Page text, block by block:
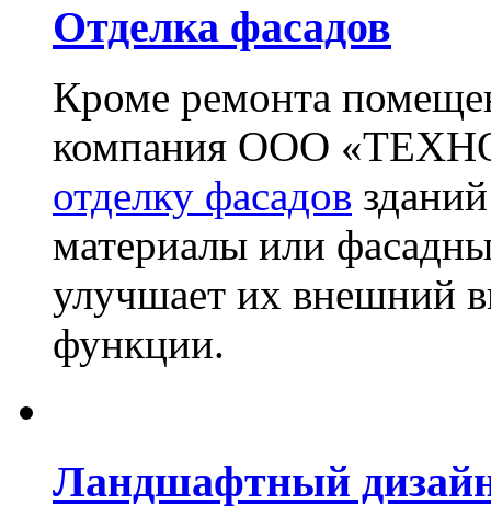
Отделка фасадов
Кроме ремонта
компания ООО
отделку фасадов
материалы или
улучшает их внешний
функции.
Ландшафтный